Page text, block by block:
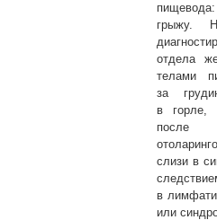
грыжу.
отдела
телами
за
в горле,
после
слизи в
в
или